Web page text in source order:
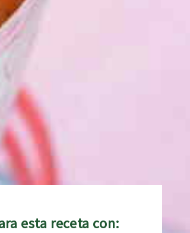
esta receta con: